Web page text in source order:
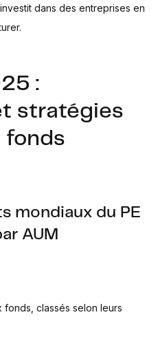
dans des entreprises en
:
stratégies
fonds
mondiaux du PE
AUM
classés selon leurs